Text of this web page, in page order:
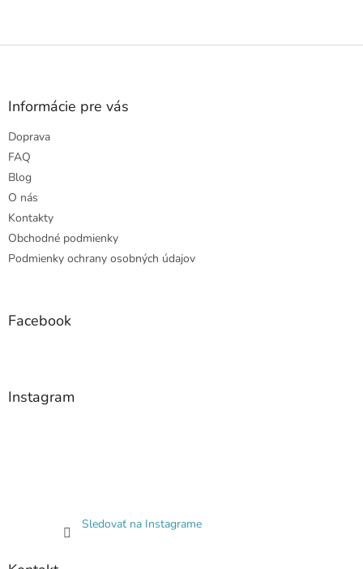
Z
Informácie pre vás
Doprava
FAQ
Blog
O nás
Kontakty
Obchodné podmienky
Podmienky ochrany osobných údajov
Facebook
Instagram
Sledovať na Instagrame